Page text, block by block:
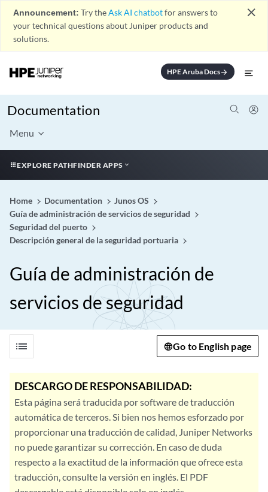
Announcement: Try theAsk AI chatbotfor answers to
your technical questions about Juniper products and
solutions.
close
HPE Aruba Docsarrow_forward
Documentation
Menu
EXPLORE PATHFINDER APPS
Home Documentation
Junos OS
Guía de administración de servicios de seguridad
Seguridad del puerto
Descripción general de la seguridad portuaria
Guía de administración de
servicios de seguridad
list Go to English page
DESCARGO DE RESPONSABILIDAD:
Esta página será traducida por software de traducción
automática de terceros. Si bien nos hemos esforzado por
proporcionar una traducción de calidad, Juniper Networks
no puede garantizar su corrección. En caso de duda
respecto a la exactitud de la información que ofrece esta
traducción, consulte la versión en inglés. El PDF